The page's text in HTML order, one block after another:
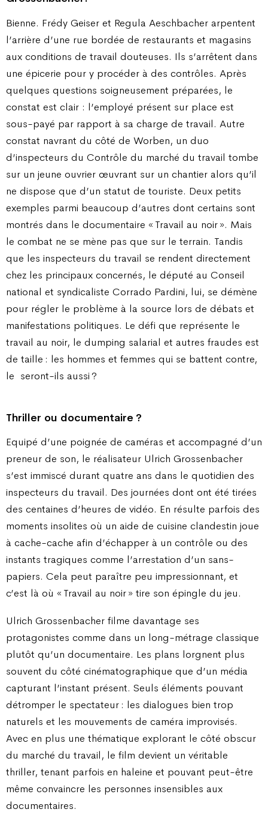
Bienne. Frédy Geiser et Regula Aeschbacher arpentent
l’arrière d’une rue bordée de restaurants et magasins
aux conditions de travail douteuses. Ils s’arrêtent dans
une épicerie pour y procéder à des contrôles. Après
quelques questions soigneusement préparées, le
constat est clair : l’employé présent sur place est
sous-payé par rapport à sa charge de travail. Autre
constat navrant du côté de Worben, un duo
d’inspecteurs du Contrôle du marché du travail tombe
sur un jeune ouvrier œuvrant sur un chantier alors qu’il
ne dispose que d’un statut de touriste. Deux petits
exemples parmi beaucoup d’autres dont certains sont
montrés dans le documentaire « Travail au noir ». Mais
le combat ne se mène pas que sur le terrain. Tandis
que les inspecteurs du travail se rendent directement
chez les principaux concernés, le député au Conseil
national et syndicaliste Corrado Pardini, lui, se démène
pour régler le problème à la source lors de débats et
manifestations politiques. Le défi que représente le
travail au noir, le dumping salarial et autres fraudes est
de taille : les hommes et femmes qui se battent contre,
le seront-ils aussi ?
Thriller ou documentaire ?
Equipé d’une poignée de caméras et accompagné d’un
preneur de son, le réalisateur Ulrich Grossenbacher
s’est immiscé durant quatre ans dans le quotidien des
inspecteurs du travail. Des journées dont ont été tirées
des centaines d’heures de vidéo. En résulte parfois des
moments insolites où un aide de cuisine clandestin joue
à cache-cache afin d’échapper à un contrôle ou des
instants tragiques comme l’arrestation d’un sans-
papiers. Cela peut paraître peu impressionnant, et
c’est là où « Travail au noir » tire son épingle du jeu.
Ulrich Grossenbacher filme davantage ses
protagonistes comme dans un long-métrage classique
plutôt qu’un documentaire. Les plans lorgnent plus
souvent du côté cinématographique que d’un média
capturant l’instant présent. Seuls éléments pouvant
détromper le spectateur : les dialogues bien trop
naturels et les mouvements de caméra improvisés.
Avec en plus une thématique explorant le côté obscur
du marché du travail, le film devient un véritable
thriller, tenant parfois en haleine et pouvant peut-être
même convaincre les personnes insensibles aux
documentaires.